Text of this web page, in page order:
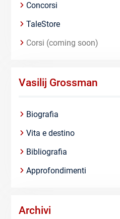
Concorsi
TaleStore
Corsi (coming soon)
Vasilij Grossman
Biografia
Vita e destino
Bibliografia
Approfondimenti
Archivi